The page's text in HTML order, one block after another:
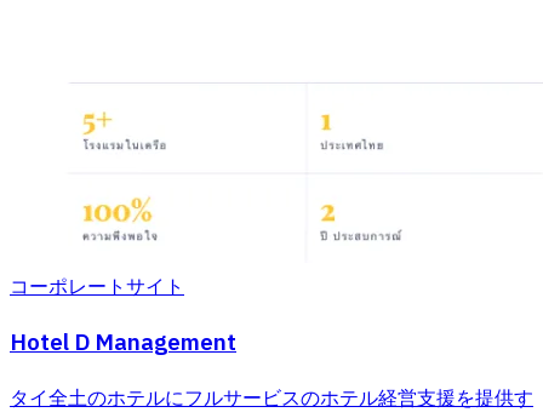
コーポレートサイト
Hotel D Management
タイ全土のホテルにフルサービスのホテル経営支援を提供す